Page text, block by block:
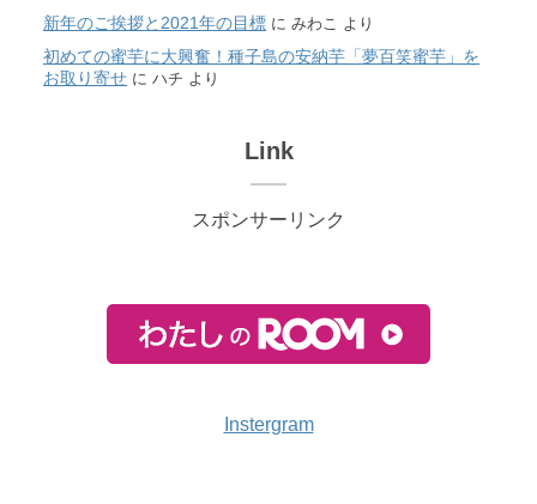
新年のご挨拶と2021年の目標 に みわこ より
初めての蜜芋に大興奮！種子島の安納芋「夢百笑蜜芋」を
お取り寄せ に ハチ より
Link
スポンサーリンク
Instergram